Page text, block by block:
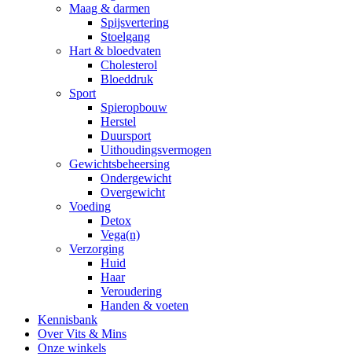
Maag & darmen
Spijsvertering
Stoelgang
Hart & bloedvaten
Cholesterol
Bloeddruk
Sport
Spieropbouw
Herstel
Duursport
Uithoudingsvermogen
Gewichtsbeheersing
Ondergewicht
Overgewicht
Voeding
Detox
Vega(n)
Verzorging
Huid
Haar
Veroudering
Handen & voeten
Kennisbank
Over Vits & Mins
Onze winkels